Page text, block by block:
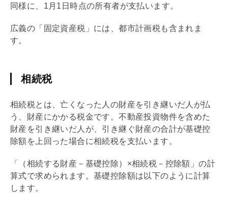
同様に、1月1日時点の所有者が支払います。
広義の「 固定資産税 」には、都市計画税も含まれま
す。
相続税
相続税とは、亡くなった人の財産を引き継いだ人が払
う、財産にかかる税金です。不動産投資物件を含めた
財産を引き継いだ人が、引き継ぐ財産の合計が基礎控
除額を上回った場合に相続税を支払います。
「（相続する財産－ 基礎控除）×相続税 －控除額」の計
算式で求められます。 基礎控除額は以下のように計算
します。